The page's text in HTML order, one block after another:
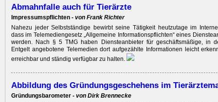
Abmahnfalle auch für Tierärzte
Impressumspflichten - von Frank Richter
Nahezu jeder Selbstständige bewirbt seine Tätigkeit heutzutage im
dass im Telemediengesetz „Allgemeine Informationspflichten“ eines
werden. Nach § 5 TMG haben Diensteanbieter für geschäftsmäßige, in
Entgelt angebotene Telemedien dort aufgezählte Informationen leicht
erreichbar und ständig verfügbar zu halten.
Abbildung des Gründungsgeschehens im
Gründungs­barometer - von Dirk Brennecke